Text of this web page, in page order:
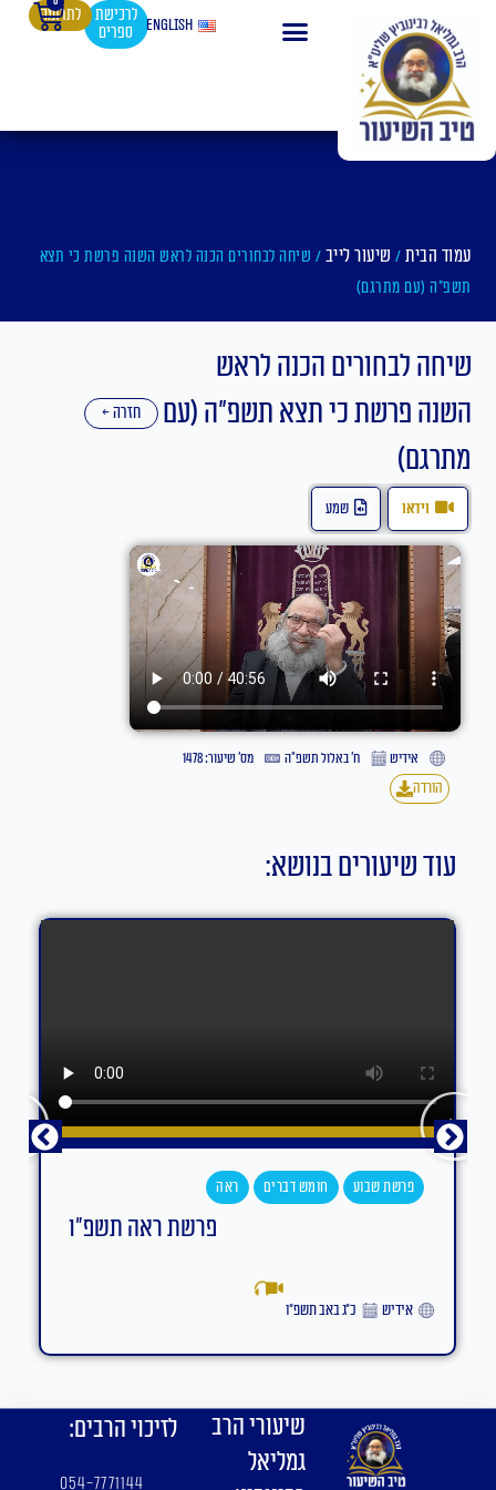
English
לרכישת
ספרים
לתרומה
עגלת
עמוד הבית/ שיעור לייב / שיחה לבחורים הכנה לראש השנה פרשת כי תצא
תשפ"ה (עם מתרגם)
שיחה לבחורים הכנה לראש
השנה פרשת כי תצא תשפ"ה (עם
מתרגם)
חזרה ←
וידאו שמע
אידיש ח׳ באלול תשפ״ה
מס' שיעור: 1478
הורדה
עוד שיעורים בנושא:
פרשת שבוע חומש דברים ראה
פרשת ראה תשפ"ו
אידיש כ״ג באב תשפ״ו
שיעורי הרב
גמליאל
לזיכוי הרבים:
054-7771144